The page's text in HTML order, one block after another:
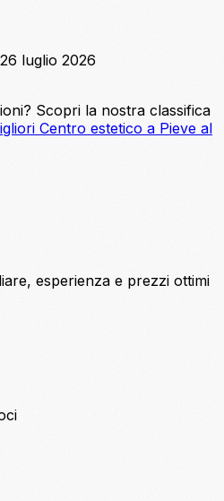
26 luglio 2026
Scopri la nostra classifica
Centro estetico a Pieve al
esperienza e prezzi ottimi